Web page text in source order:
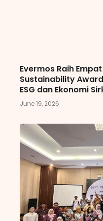
Evermos Raih
Sustainability
ESG dan Ekonomi
June 19, 2026